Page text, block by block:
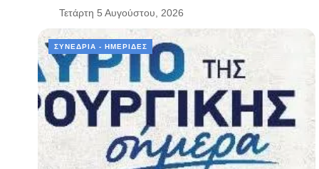
Τετάρτη 5 Αυγούστου, 2026
ΣΥΝΈΔΡΙΑ - ΗΜΕΡΊΔΕΣ